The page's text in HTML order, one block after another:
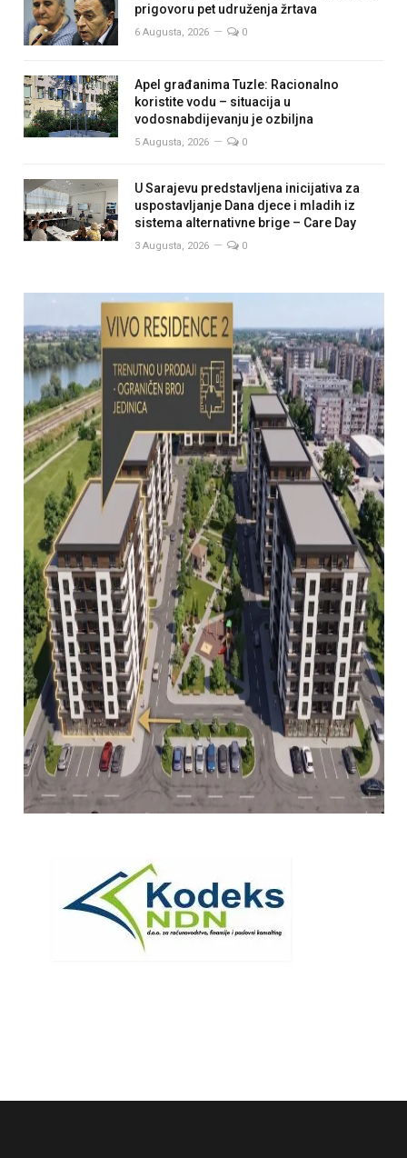
prigovoru pet udruženja žrtava
6 Augusta, 2026 0
Apel građanima Tuzle: Racionalno
koristite vodu – situacija u
vodosnabdijevanju je ozbiljna
5 Augusta, 2026 0
U Sarajevu predstavljena inicijativa za
uspostavljanje Dana djece i mladih iz
sistema alternativne brige – Care Day
3 Augusta, 2026 0